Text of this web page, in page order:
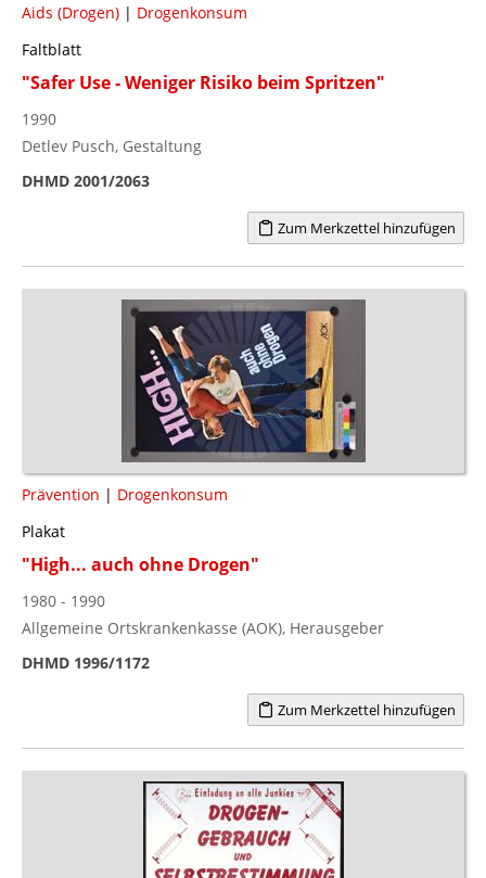
Aids (Drogen) | Drogenkonsum
Faltblatt
"Safer Use - Weniger Risiko beim Spritzen"
1990
Detlev Pusch, Gestaltung
DHMD 2001/2063
Zum Merkzettel hinzufügen
Prävention | Drogenkonsum
Plakat
"High... auch ohne Drogen"
1980 - 1990
Allgemeine Ortskrankenkasse (AOK), Herausgeber
DHMD 1996/1172
Zum Merkzettel hinzufügen